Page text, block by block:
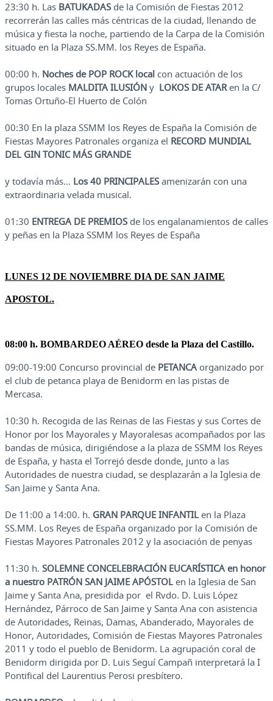
23:30 h. Las BATUKADAS de la Comisión de Fiestas 2012
recorrerán las calles más céntricas de la ciudad, llenando de
música y fiesta la noche, partiendo de la Carpa de la Comisión
situado en la Plaza SS.MM. los Reyes de España.
00:00 h. Noches de POP ROCK local con actuación de los
grupos locales MALDITA ILUSIÓN y LOKOS DE ATARen la C/
Tomas Ortuño-El Huerto de Colón
00:30 En la plaza SSMM los Reyes de España la Comisión de
Fiestas Mayores Patronales organiza el RECORD MUNDIAL
DEL GIN TONIC MÁS GRANDE
y todavía más… Los 40 PRINCIPALES amenizarán con una
extraordinaria velada musical.
01:30 ENTREGA DE PREMIOS de los engalanamientos de calles
y peñas en la Plaza SSMM los Reyes de España
LUNES 12 DE NOVIEMBRE DIA DE SAN JAIME
APOSTOL.
08:00 h. BOMBARDEO AÉREO desde la Plaza del Castillo.
09:00-19:00 Concurso provincial de PETANCAorganizado por
el club de petanca playa de Benidorm en las pistas de
Mercasa.
10:30 h. Recogida de las Reinas de las Fiestas y sus Cortes de
Honor por los Mayorales y Mayoralesas acompañados por las
bandas de música, dirigiéndose a la plaza de SSMM los Reyes
de España, y hasta el Torrejó desde donde, junto a las
Autoridades de nuestra ciudad, se desplazarán a la Iglesia de
San Jaime y Santa Ana.
De 11:00 a 14:00. h. GRAN PARQUE INFANTIL en la Plaza
SS.MM. Los Reyes de España organizado por la Comisión de
Fiestas Mayores Patronales 2012 y la asociación de penyas
11:30 h. SOLEMNE CONCELEBRACIÓN EUCARÍSTICA en honor
a nuestro PATRÓN SAN JAIME APÓSTOL en la Iglesia de San
Jaime y Santa Ana, presidida por el Rvdo. D. Luis López
Hernández, Párroco de San Jaime y Santa Ana con asistencia
de Autoridades, Reinas, Damas, Abanderado, Mayorales de
Honor, Autoridades, Comisión de Fiestas Mayores Patronales
2011 y todo el pueblo de Benidorm. La agrupación coral de
Benidorm dirigida por D. Luis Seguí Campañ interpretará la I
Pontifical del Laurentius Perosi presbítero.